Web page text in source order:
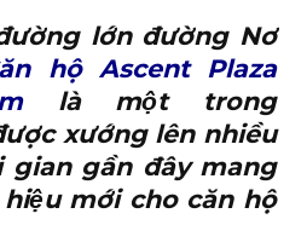
lớn đường Nơ
hộ Ascent Plaza
là một trong
xướng lên nhiều
gần đây mang
mới cho căn hộ